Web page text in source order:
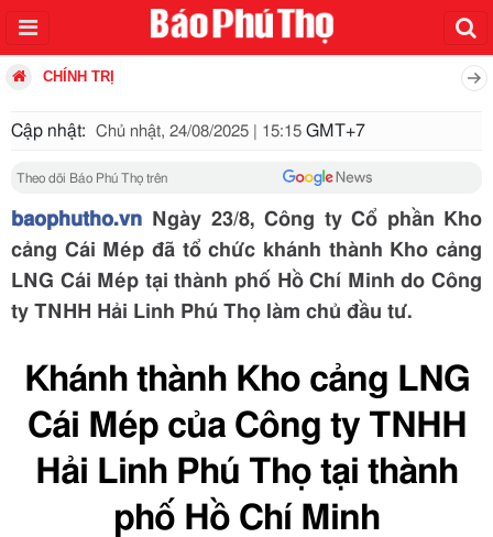
CHÍNH TRỊ
Cập nhật: Chủ nhật, 24/08/2025 | 15:15 GMT+7
Theo dõi Báo Phú Thọ trên
baophutho.vn Ngày 23/8, Công ty Cổ phần Kho
cảng Cái Mép đã tổ chức khánh thành Kho cảng
LNG Cái Mép tại thành phố Hồ Chí Minh do Công
ty TNHH Hải Linh Phú Thọ làm chủ đầu tư.
Khánh thành Kho cảng LNG
Cái Mép của Công ty TNHH
Hải Linh Phú Thọ tại thành
phố Hồ Chí Minh